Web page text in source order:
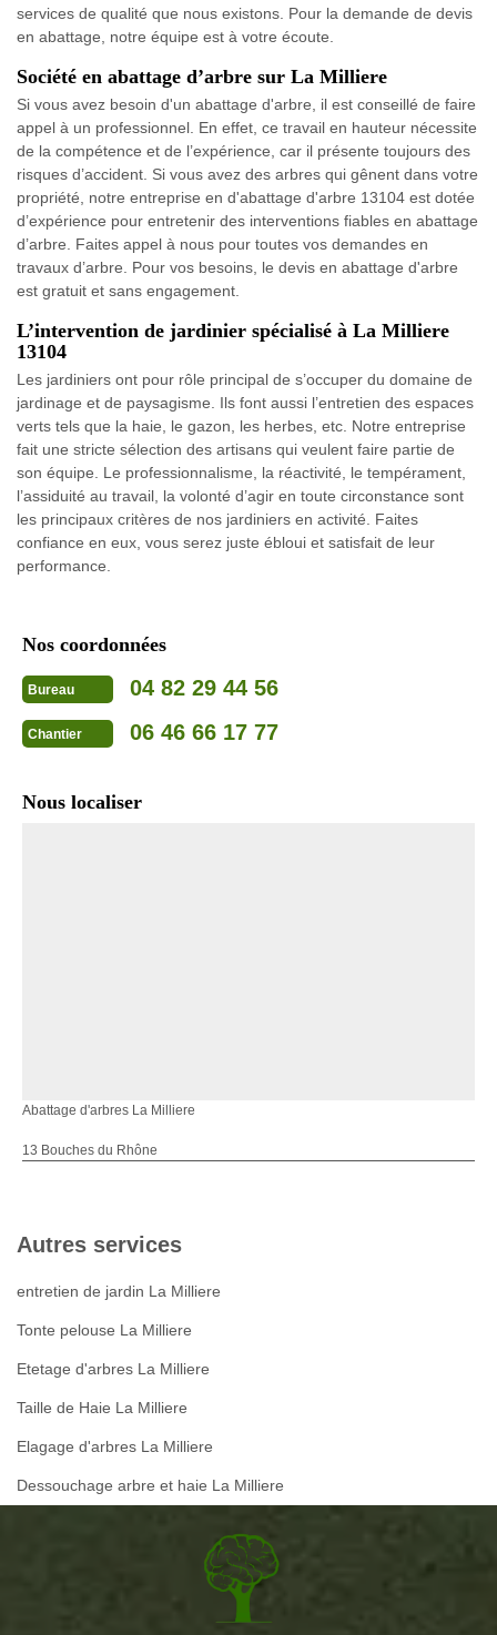
services de qualité que nous existons. Pour la demande de devis
en abattage, notre équipe est à votre écoute.
Société en abattage d’arbre sur La Milliere
Si vous avez besoin d'un abattage d'arbre, il est conseillé de faire
appel à un professionnel. En effet, ce travail en hauteur nécessite
de la compétence et de l’expérience, car il présente toujours des
risques d’accident. Si vous avez des arbres qui gênent dans votre
propriété, notre entreprise en d'abattage d'arbre 13104 est dotée
d’expérience pour entretenir des interventions fiables en abattage
d’arbre. Faites appel à nous pour toutes vos demandes en
travaux d’arbre. Pour vos besoins, le devis en abattage d'arbre
est gratuit et sans engagement.
L’intervention de jardinier spécialisé à La Milliere
13104
Les jardiniers ont pour rôle principal de s’occuper du domaine de
jardinage et de paysagisme. Ils font aussi l’entretien des espaces
verts tels que la haie, le gazon, les herbes, etc. Notre entreprise
fait une stricte sélection des artisans qui veulent faire partie de
son équipe. Le professionnalisme, la réactivité, le tempérament,
l’assiduité au travail, la volonté d’agir en toute circonstance sont
les principaux critères de nos jardiniers en activité. Faites
confiance en eux, vous serez juste ébloui et satisfait de leur
performance.
Nos coordonnées
Bureau 04 82 29 44 56
Chantier 06 46 66 17 77
Nous localiser
Abattage d'arbres La Milliere
13 Bouches du Rhône
Autres services
entretien de jardin La Milliere
Tonte pelouse La Milliere
Etetage d'arbres La Milliere
Taille de Haie La Milliere
Elagage d'arbres La Milliere
Dessouchage arbre et haie La Milliere